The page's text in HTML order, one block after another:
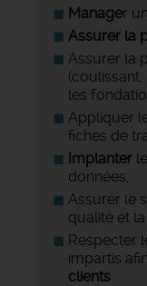
Manager
Assurer la
Assurer la
les
Appliquer
fiches de
Implanter
données,
Assurer le
qualité et
Respecter
impartis
clients